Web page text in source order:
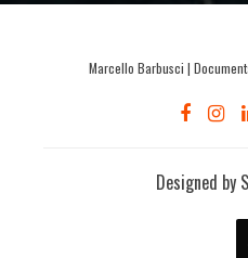
Marcello Barbusci |
Designed by